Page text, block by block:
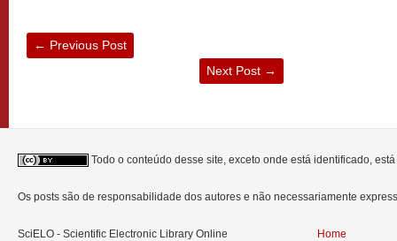
← Previous Post
Next Post →
Todo o conteúdo desse site, exceto onde está identificado,
Os posts são de responsabilidade dos autores e não necessariamente
SciELO - Scientific Electronic Library Online
Home